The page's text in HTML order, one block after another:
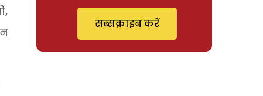
सब्सक्राइब करें